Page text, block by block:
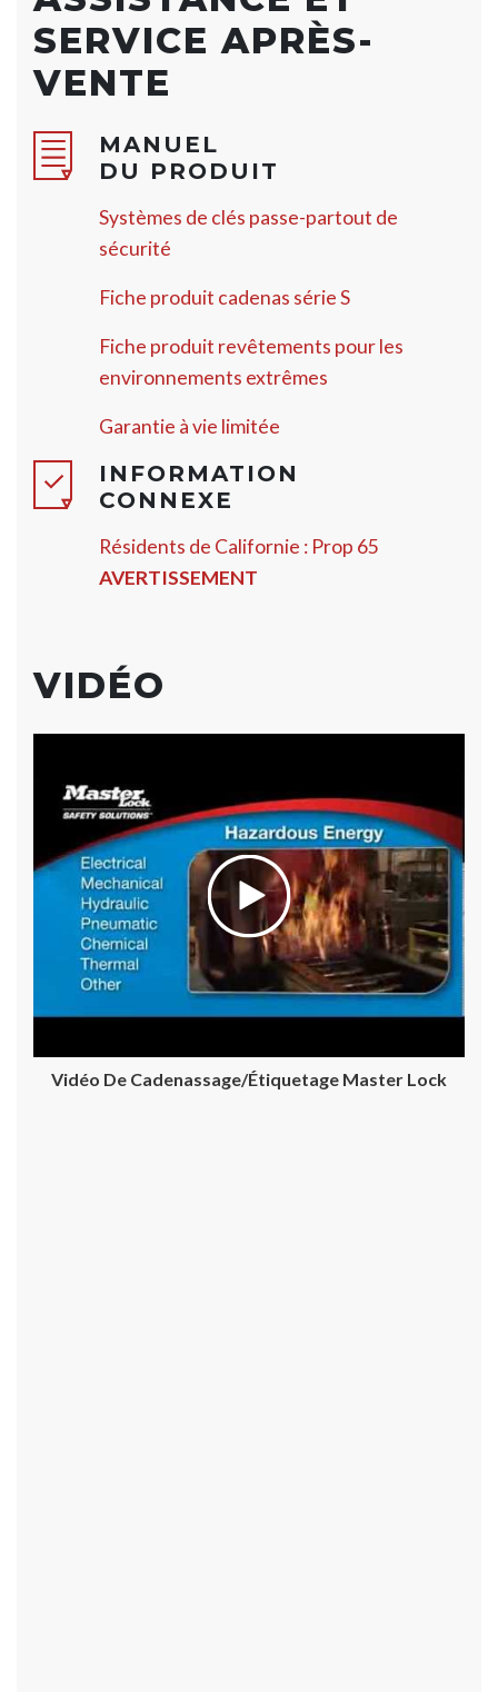
SERVICE APRÈS-
VENTE
MANUEL
DU PRODUIT
Systèmes de clés passe-partout de
sécurité
Fiche produit cadenas série S
Fiche produit revêtements pour les
environnements extrêmes
Garantie à vie limitée
INFORMATION
CONNEXE
Résidents de Californie : Prop 65
AVERTISSEMENT
VIDÉO
Vidéo De Cadenassage/étiquetage Master Lock